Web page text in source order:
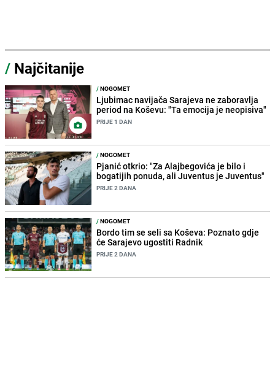
/ Najčitanije
/NOGOMET
Ljubimac navijača Sarajeva ne zaboravlja
period na Koševu: "Ta emocija je neopisiva"
PRIJE 1 DAN
/NOGOMET
Pjanić otkrio: "Za Alajbegovića je bilo i
bogatijih ponuda, ali Juventus je Juventus"
PRIJE 2 DANA
/NOGOMET
Bordo tim se seli sa Koševa: Poznato gdje
će Sarajevo ugostiti Radnik
PRIJE 2 DANA